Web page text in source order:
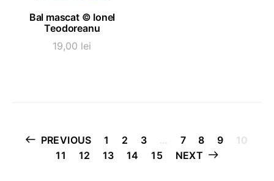
ADAUGĂ ÎN COȘ
Bal mascat © Ionel
Teodoreanu
19,00 lei
Paginație
articole
PREVIOUS 1 2 3 … 7 8 9
10
11
12 13 14 15 NEXT